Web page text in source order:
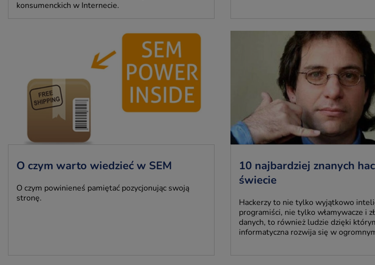
konsumenckich w Internecie.
O czym warto wiedzieć w SEM
O czym powinieneś pamiętać pozycjonując swoją
stronę.
10 najbardziej znanych
świecie
Hackerzy to nie tylko wyjątkowo
programiści, nie tylko włamywacze i
danych, to również ludzie dzięki
informatyczna rozwija się w